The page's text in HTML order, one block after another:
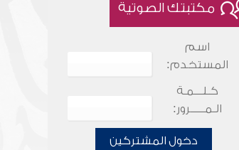
مكتبتك الصوتية
اسم
المستخدم:
كـلـــمـة
الـمـــــرور:
دخول المشتركين